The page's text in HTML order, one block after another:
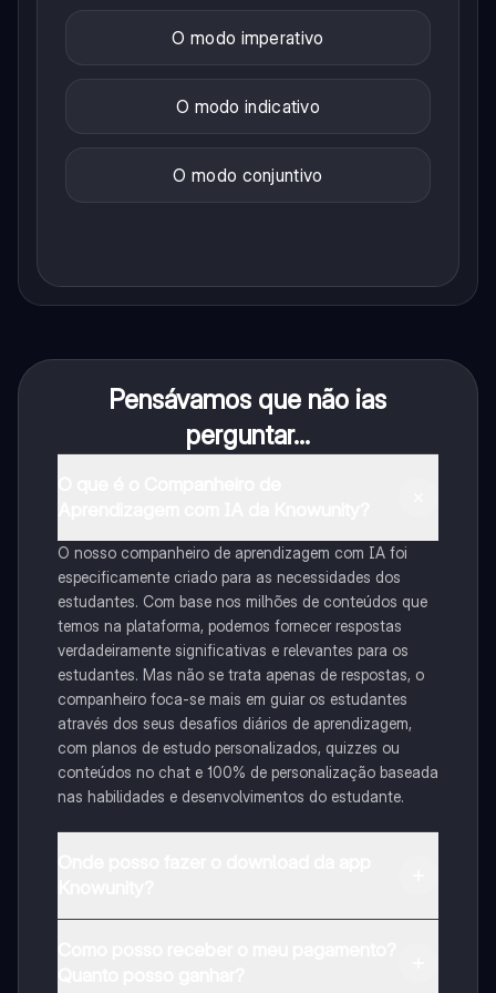
O modo imperativo
O modo indicativo
O modo conjuntivo
Pensávamos que não ias
perguntar...
O nosso companheiro de aprendizagem com IA foi
especificamente criado para as necessidades dos
estudantes. Com base nos milhões de conteúdos que
temos na plataforma, podemos fornecer respostas
verdadeiramente significativas e relevantes para os
estudantes. Mas não se trata apenas de respostas, o
companheiro foca-se mais em guiar os estudantes
através dos seus desafios diários de aprendizagem,
com planos de estudo personalizados, quizzes ou
conteúdos no chat e 100% de personalização baseada
nas habilidades e desenvolvimentos do estudante.